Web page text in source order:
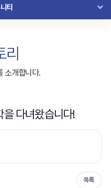
티
리
소개합니다.
다녀왔습니다!
목록